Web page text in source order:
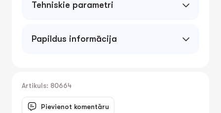
Tehniskie parametri
Papildus informācija
Artikuls: 80664
Pievienot komentāru